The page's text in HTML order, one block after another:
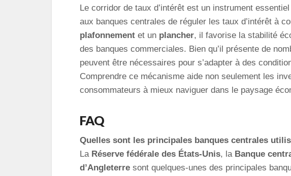
Le corridor de taux d’intérêt est un instrument
aux banques centrales de réguler les taux d’intérêt à
plafonnement et un plancher, il favorise la stabilité
des banques commerciales. Bien qu’il présente de
peuvent être nécessaires pour s’adapter à des
Comprendre ce mécanisme aide non seulement les
consommateurs à mieux naviguer dans le paysage
FAQ
Quelles sont les principales banques centrales
La Réserve fédérale des États-Unis, la Banque
d’Angleterre sont quelques-unes des principales